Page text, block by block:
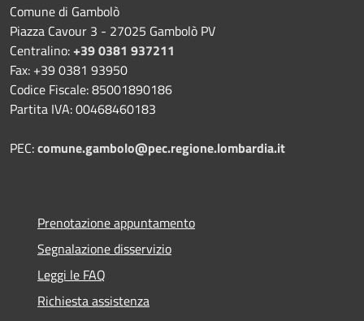
Comune di Gambolò
Piazza Cavour 3 - 27025 Gambolò PV
Centralino:+39 0381 937211
Fax: +39 0381 93950
Codice Fiscale: 85001890186
Partita IVA: 00468460183
PEC:comune.gambolo@pec.regione.lombardia.it
Prenotazione appuntamento
Segnalazione disservizio
Leggi le FAQ
Richiesta assistenza